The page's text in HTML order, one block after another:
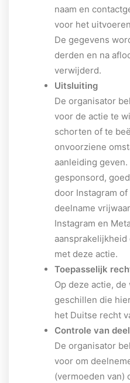
naam en
voor het
De gegevens
derden en na
verwijderd.
Uitsluiting
De organisator
voor de actie te
schorten of te
onvoorziene
aanleiding
gesponsord,
door Instagram
deelname
Instagram en
met deze actie.
Toepasselijk
Op deze actie,
geschillen die
het Duitse recht
Controle van
De organisator
voor om
(vermoeden van)